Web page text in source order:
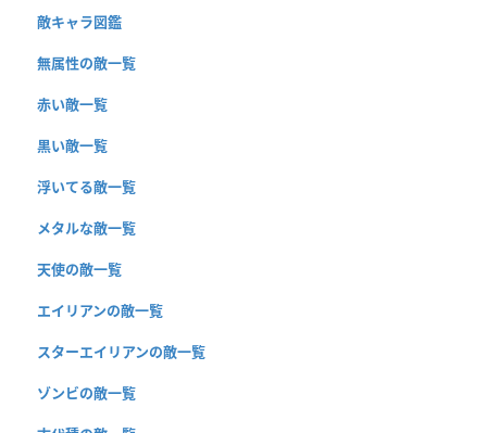
敵キャラ図鑑
無属性の敵一覧
赤い敵一覧
黒い敵一覧
浮いてる敵一覧
メタルな敵一覧
天使の敵一覧
エイリアンの敵一覧
スターエイリアンの敵一覧
ゾンビの敵一覧